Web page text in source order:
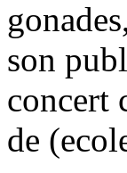
son
concert
de